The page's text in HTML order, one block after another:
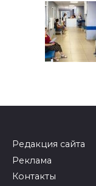
Редакция сайта
Реклама
Контакты